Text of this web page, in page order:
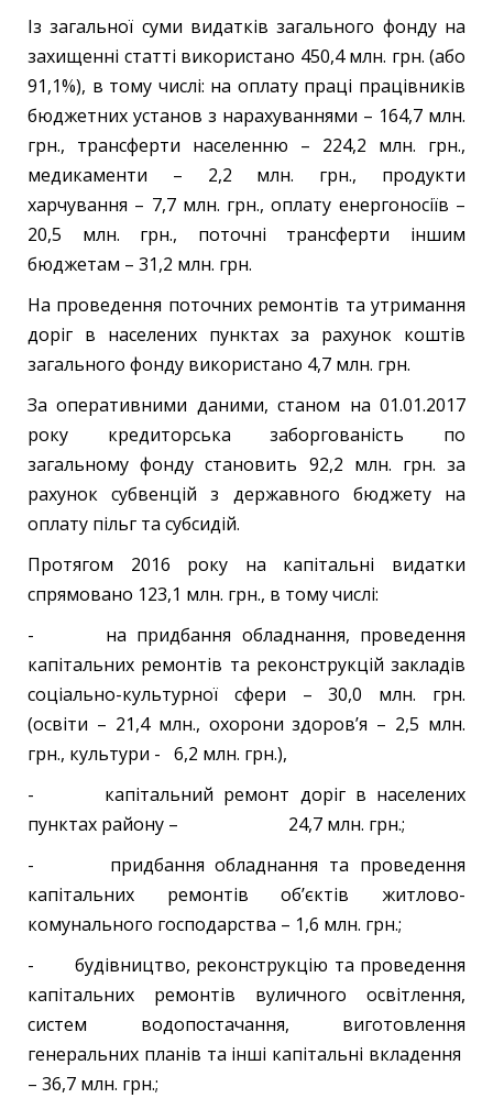
Із загальної суми видатків загального фонду на
захищенні статті використано 450,4 млн. грн. (або
91,1%), в тому числі: на оплату праці працівників
бюджетних установ з нарахуваннями – 164,7 млн.
грн., трансферти населенню – 224,2 млн. грн.,
медикаменти ­­– 2,2 млн. грн., продукти
харчування – 7,7 млн. грн., оплату енергоносіїв –
20,5 млн. грн., поточні трансферти іншим
бюджетам – 31,2 млн. грн.
На проведення поточних ремонтів та утримання
доріг в населених пунктах за рахунок коштів
загального фонду використано 4,7 млн. грн.
За оперативними даними, станом на 01.01.2017
року кредиторська заборгованість по
загальному фонду становить 92,2 млн. грн. за
рахунок субвенцій з державного бюджету на
оплату пільг та субсидій.
Протягом 2016 року на капітальні видатки
спрямовано 123,1 млн. грн., в тому числі:
- на придбання обладнання, проведення
капітальних ремонтів та реконструкцій закладів
соціально-культурної сфери – 30,0 млн. грн.
(освіти – 21,4 млн., охорони здоров’я – 2,5 млн.
грн., культури - 6,2 млн. грн.),
- капітальний ремонт доріг в населених
пунктах району – 24,7 млн. грн.;
- придбання обладнання та проведення
капітальних ремонтів об’єктів житлово-
комунального господарства – 1,6 млн. грн.;
- будівництво, реконструкцію та проведення
капітальних ремонтів вуличного освітлення,
систем водопостачання, виготовлення
генеральних планів та інші капітальні вкладення
– 36,7 млн. грн.;